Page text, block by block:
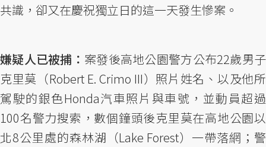
共識，卻又在慶祝獨立日的這一天發生慘案。
嫌疑人已被捕： 案發後高地公園警方公布22歲男子
克里莫（Robert E. Crimo III）照片姓名、以及他所
駕駛的銀色Honda汽車照片與車號，並動員超過
100名警力搜索，數個鐘頭後克里莫在高地公園以
北8公里處的森林湖（Lake Forest）一帶落網；警